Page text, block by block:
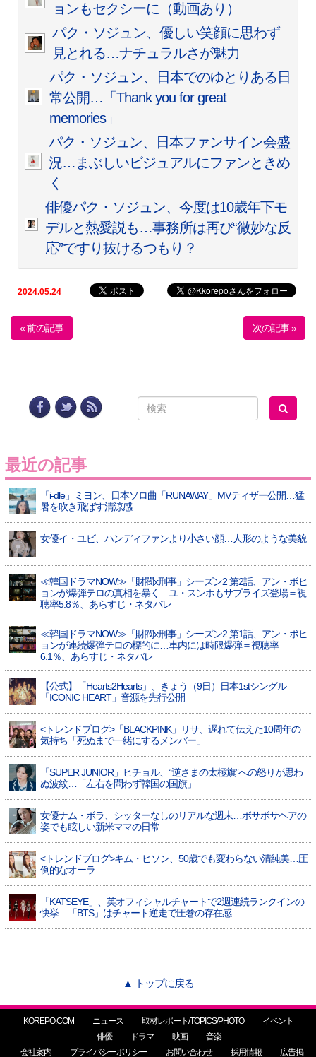
ョンもセクシーに（動画あり）
パク・ソジュン、優しい笑顔に思わず
見とれる…ナチュラルさが魅力
パク・ソジュン、日本でのゆとりある日
常公開…「Thank you for great
memories」
パク・ソジュン、日本ファンサイン会盛
況…まぶしいビジュアルにファンときめ
く
俳優パク・ソジュン、今度は10歳年下モ
デルと熱愛説も…事務所は再び“微妙な反
応”ですり抜けるつもり？
2024.05.24
« 前の記事 次の記事 »
最近の記事
「i-dle」ミヨン、日本ソロ曲「RUNAWAY」MVティザー公開…猛
暑を吹き飛ばす清涼感
女優イ・ユビ、ハンディファンより小さい顔…人形のような美貌
≪韓国ドラマNOW≫「財閥x刑事」シーズン2 第2話、アン・ボヒ
ョンが爆弾テロの真相を暴く…ユ・スンホもサプライズ登場＝視
聴率5.8％、あらすじ・ネタバレ
≪韓国ドラマNOW≫「財閥x刑事」シーズン2 第1話、アン・ボヒ
ョンが連続爆弾テロの標的に…車内には時限爆弾＝視聴率
6.1％、あらすじ・ネタバレ
【公式】「Hearts2Hearts」、きょう（9日）日本1stシングル
「ICONIC HEART」音源を先行公開
<トレンドブログ>「BLACKPINK」リサ、遅れて伝えた10周年の
気持ち「死ぬまで一緒にするメンバー」
「SUPER JUNIOR」ヒチョル、“逆さまの太極旗”への怒りが思わ
ぬ波紋…「左右を問わず韓国の国旗」
女優ナム・ボラ、シッターなしのリアルな週末…ボサボサヘアの
姿でも眩しい新米ママの日常
<トレンドブログ>キム・ヒソン、50歳でも変わらない清純美…圧
倒的なオーラ
「KATSEYE」、英オフィシャルチャートで2週連続ランクインの
快挙…「BTS」はチャート逆走で圧巻の存在感
▲ トップに戻る
KOREPO.COM ニュース 取材レポート/TOPICS/PHOTO
イベント
俳優
ドラマ 映画
音楽
会社案内
プライバシーポリシー お問い合わせ 採用情報 広告掲